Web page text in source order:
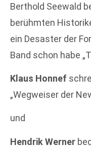
Berthold Seewald
berühmten
ein Desaster der
Band schon habe
Klaus Honnef
„Wegweiser der
und
Hendrik Werner